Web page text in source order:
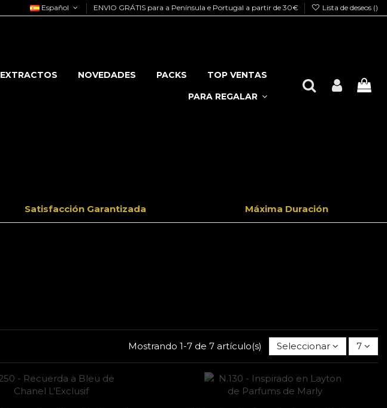
Español ENVIO GRÁTIS para a Península e Portugal a partir de 30€ Lista de deseos ()
EXTRACTOS NOVEDADES PACKS
TOP VENTAS
PARA REGALAR
Satisfacción Garantizada Máxima Duración
Mostrando 1-7 de 7 artículo(s) Seleccionar 7